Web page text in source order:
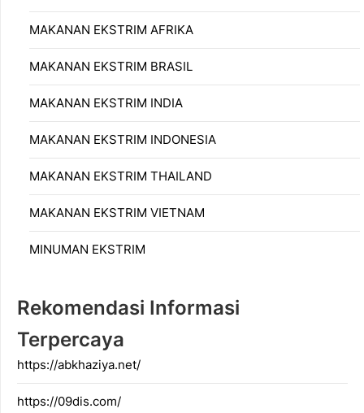
MAKANAN EKSTRIM AFRIKA
MAKANAN EKSTRIM BRASIL
MAKANAN EKSTRIM INDIA
MAKANAN EKSTRIM INDONESIA
MAKANAN EKSTRIM THAILAND
MAKANAN EKSTRIM VIETNAM
MINUMAN EKSTRIM
Rekomendasi Informasi
Terpercaya
https://abkhaziya.net/
https://09dis.com/